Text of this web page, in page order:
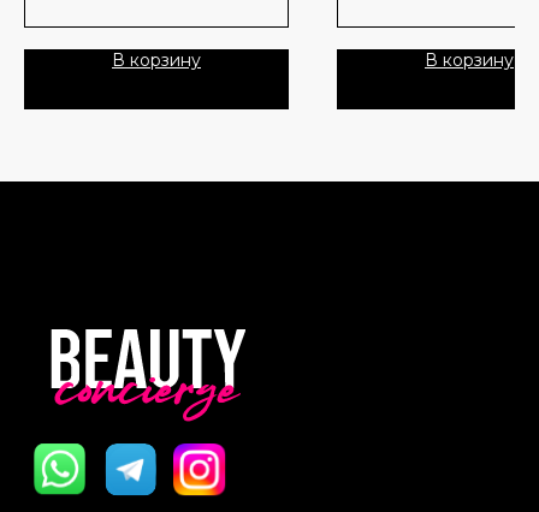
полиглутаминовую кислоту, экстракт
зеленого чая и ананасовый энзим,
обеспечивая чистую, мягкую и
Подходит для утреннего и
антиоксидантными свойствами,
защищая от негативного
воздействия окружающей среды.
- Ананасовый энзим: мягко
отшелушивает, способствуя более
Применение:
Нанесите небольшое количество
В корзину В корзину